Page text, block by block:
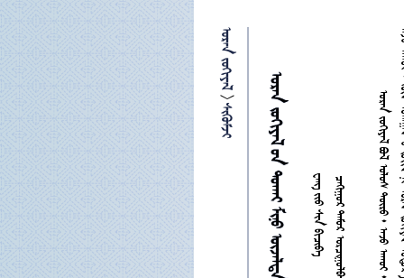
 

           